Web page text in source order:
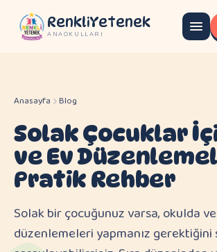
RenkliYetenek
ANAOKULLARI
Anasayfa Blog
Solak Çocuklar
ve Ev
Pratik Rehber
Solak bir çocuğunuz varsa, okulda
düzenlemeleri yapmanız gerektiğini